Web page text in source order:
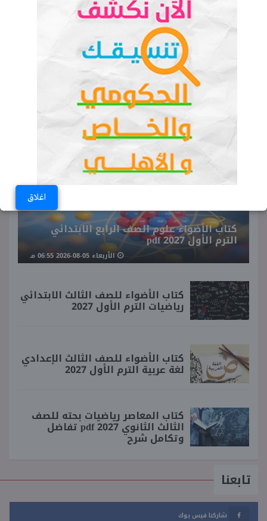
اغلاق
ولادة مفاجئة داخل توك توك.. فريق
طبي ينقذ سيدة ومولودتها في كفر
شكر بالقليوبية
سعر فستان شيرين عبدالوهاب في أول
ظهور لها بالساحل.. مفاجأة
♥ ترند اليوم
كتاب الأضواء علوم الصف الرابع الابتدائي
الترم الأول 2027 pdf
الأربعاء 05-08-2026 06:55 مـ
كتاب الأضواء للصف الثالث الابتدائي
رياضيات الترم الأول 2027
كتاب الأضواء للصف الثالث الإعدادي
لغة عربية الترم الأول 2027
كتاب المعاصر رياضيات بحته للصف
الثالث الثانوي 2027 pdf تفاضل
وتكامل شرح
تابعنا
شاركنا فيس بوك